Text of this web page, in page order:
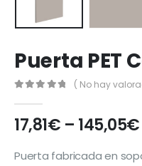
Puerta PET
( No hay
17,81€ – 145,05€
Puerta fabricada en